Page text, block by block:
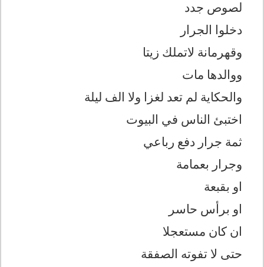
لصوص جدد
دخلوا الجرار
وقهرمانة لاتملك زيتا
ووالدها مات
والحكاية لم تعد لغزا ولا الف ليلة
اختبئ الناس في البيوت
ثمة جرار دفع رباعي
وجرار بعمامة
او بقبعة
او برأس حاسر
ان كان مستعجلا
حتى لا تفوته الصفقة